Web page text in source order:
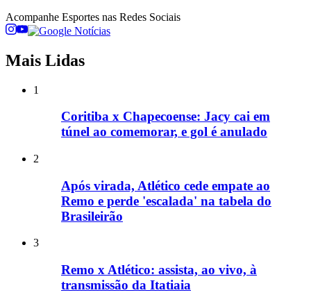
Acompanhe Esportes nas Redes Sociais
Mais Lidas
1
Coritiba x Chapecoense: Jacy cai em
túnel ao comemorar, e gol é anulado
2
Após virada, Atlético cede empate ao
Remo e perde 'escalada' na tabela do
Brasileirão
3
Remo x Atlético: assista, ao vivo, à
transmissão da Itatiaia